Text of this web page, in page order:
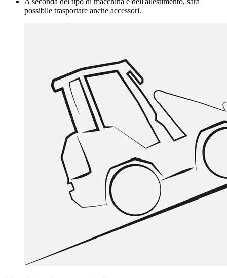
possibile trasportare anche accessori.